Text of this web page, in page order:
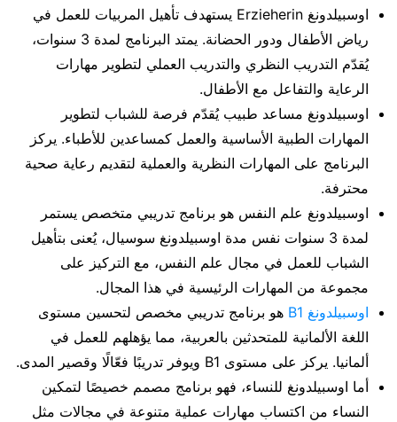
اوسبيلدونغ Erzieherin يستهدف تأهيل المربيات للعمل في
رياض الأطفال ودور الحضانة. يمتد البرنامج لمدة 3 سنوات،
يُقدّم التدريب النظري والتدريب العملي لتطوير مهارات
الرعاية والتفاعل مع الأطفال.
اوسبيلدونغ مساعد طبيب يُقدّم فرصة للشباب لتطوير
المهارات الطبية الأساسية والعمل كمساعدين للأطباء. يركز
البرنامج على المهارات النظرية والعملية لتقديم رعاية صحية
محترفة.
اوسبيلدونغ علم النفس هو برنامج تدريبي متخصص يستمر
لمدة 3 سنوات نفس مدة اوسبيلدونغ سوسيال، يُعنى بتأهيل
الشباب للعمل في مجال علم النفس، مع التركيز على
مجموعة من المهارات الرئيسية في هذا المجال.
اوسبيلدونغ B1
هو برنامج تدريبي مخصص لتحسين مستوى
اللغة الألمانية للمتحدثين بالعربية، مما يؤهلهم للعمل في
ألمانيا. يركز على مستوى B1 ويوفر تدريبًا فعّالًا وقصير المدى.
أما اوسبيلدونغ للنساء، فهو برنامج مصمم خصيصًا لتمكين
النساء من اكتساب مهارات عملية متنوعة في مجالات مثل